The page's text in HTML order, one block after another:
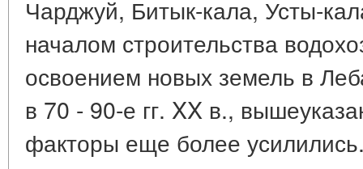
Чарджуй, Битык-кала, Усты-
началом строительства
освоением новых земель в
в 70 - 90-е гг. XX в.,
факторы еще более